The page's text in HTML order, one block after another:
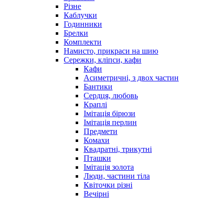
Різне
Каблучки
Годинники
Брелки
Комплекти
Намисто, прикраси на шию
Сережки, кліпси, кафи
Кафи
Асиметричні, з двох частин
Бантики
Сердця, любовь
Краплі
Імітація бірюзи
Імітація перлин
Предмети
Комахи
Квадратні, трикутні
Пташки
Імітація золота
Люди, частини тіла
Квіточки різні
Вечірні